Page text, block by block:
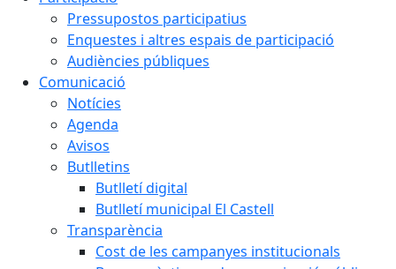
Pressupostos participatius
Enquestes i altres espais de participació
Audiències públiques
Comunicació
Notícies
Agenda
Avisos
Butlletins
Butlletí digital
Butlletí municipal El Castell
Transparència
Cost de les campanyes institucionals